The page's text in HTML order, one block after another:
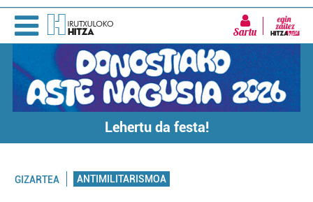
Sartu
Lehertu da festa!
GIZARTEA ANTIMILITARISMOA